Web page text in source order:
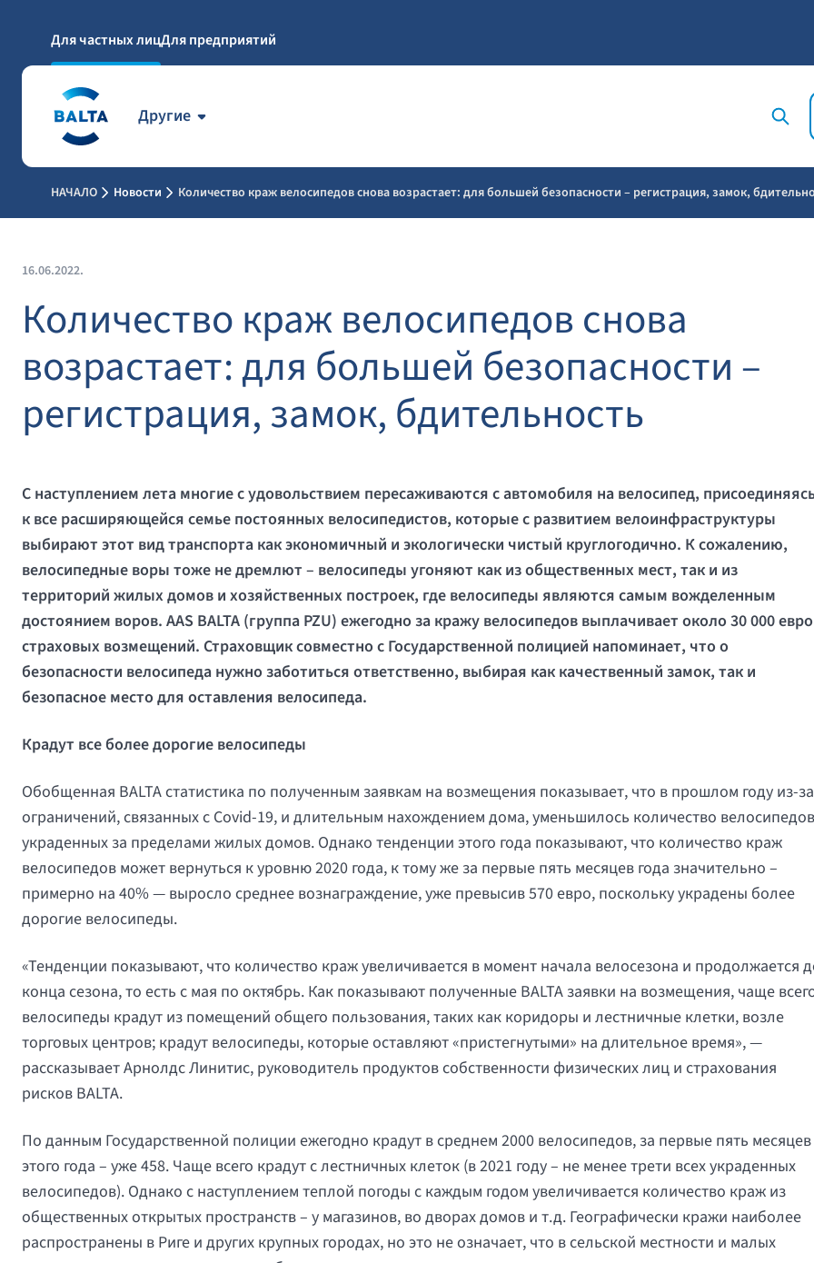
Для частных лицДля предприятий
Другие
НАЧАЛО Новости Количество краж велосипедов снова возрастает: для большей безопасности – регистрация, замок,
16.06.2022.
Количество краж велосипедов снова
возрастает: для большей безопасности –
регистрация, замок, бдительность
С наступлением лета многие с удовольствием пересаживаются с автомобиля на велосипед,
к все расширяющейся семье постоянных велосипедистов, которые с развитием велоинфраструктуры
выбирают этот вид транспорта как экономичный и экологически чистый круглогодично. К сожалению,
велосипедные воры тоже не дремлют – велосипеды угоняют как из общественных мест, так и из
территорий жилых домов и хозяйственных построек, где велосипеды являются самым вожделенным
достоянием воров. AAS BALTA (группа PZU) ежегодно за кражу велосипедов выплачивает около 30 000 евро
страховых возмещений. Страховщик совместно с Государственной полицией напоминает, что о
безопасности велосипеда нужно заботиться ответственно, выбирая как качественный замок, так и
безопасное место для оставления велосипеда.
Крадут все более дорогие велосипеды
Обобщенная BALTA статистика по полученным заявкам на возмещения показывает, что в прошлом году из-за
ограничений, связанных с Covid-19, и длительным нахождением дома, уменьшилось количество
украденных за пределами жилых домов. Однако тенденции этого года показывают, что количество краж
велосипедов может вернуться к уровню 2020 года, к тому же за первые пять месяцев года значительно –
примерно на 40% — выросло среднее вознаграждение, уже превысив 570 евро, поскольку украдены более
дорогие велосипеды.
«Тенденции показывают, что количество краж увеличивается в момент начала велосезона и продолжается
конца сезона, то есть с мая по октябрь. Как показывают полученные BALTA заявки на возмещения, чаще
велосипеды крадут из помещений общего пользования, таких как коридоры и лестничные клетки, возле
торговых центров; крадут велосипеды, которые оставляют «пристегнутыми» на длительное время», —
рассказывает Арнолдс Линитис, руководитель продуктов собственности физических лиц и страхования
рисков BALTA.
По данным Государственной полиции ежегодно крадут в среднем 2000 велосипедов, за первые пять месяцев
этого года – уже 458. Чаще всего крадут с лестничных клеток (в 2021 году – не менее трети всех украденных
велосипедов). Однако с наступлением теплой погоды с каждым годом увеличивается количество краж из
общественных открытых пространств – у магазинов, во дворах домов и т.д. Географически кражи наиболее
распространены в Риге и других крупных городах, но это не означает, что в сельской местности и малых